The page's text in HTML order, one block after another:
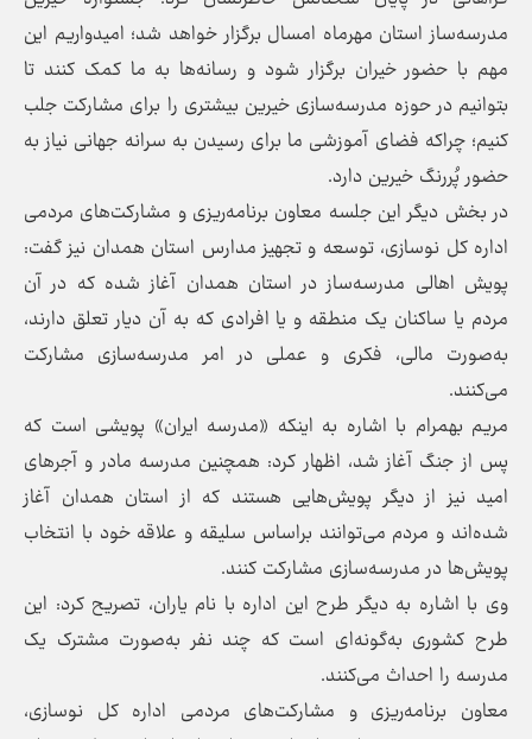
مدرسه‌ساز استان مهرماه امسال برگزار خواهد شد؛ امیدواریم این
مهم با حضور خیران برگزار شود و رسانه‌ها به ما کمک کنند تا
بتوانیم در حوزه مدرسه‌سازی خیرین بیشتری را برای مشارکت جلب
کنیم؛ چراکه فضای آموزشی ما برای رسیدن به سرانه جهانی نیاز به
حضور پُررنگ خیرین دارد.
در بخش دیگر این جلسه معاون برنامه‌ریزی و مشارکت‌های مردمی
اداره‌ کل نوسازی، توسعه و تجهیز مدارس استان همدان نیز گفت:
پویش اهالی مدرسه‌ساز در استان همدان آغاز شده که در آن
مردم یا ساکنان یک منطقه و یا افرادی که به آن دیار تعلق دارند،
به‌صورت مالی، فکری و عملی در امر مدرسه‌سازی مشارکت
می‌کنند.
مریم بهمرام با اشاره به اینکه «مدرسه ایران» پویشی است که
پس از جنگ آغاز شد، اظهار کرد: همچنین مدرسه مادر و آجرهای
امید نیز از دیگر پویش‌هایی هستند که از استان همدان آغاز
شده‌اند و مردم می‌توانند براساس سلیقه و علاقه خود با انتخاب
پویش‌ها در مدرسه‌سازی مشارکت کنند.
وی با اشاره به دیگر طرح این اداره با نام یاران، تصریح کرد: این
طرح کشوری به‌گونه‌ای است که چند نفر به‌صورت مشترک یک
مدرسه را احداث می‌کنند.
معاون برنامه‌ریزی و مشارکت‌های مردمی اداره‌ کل نوسازی،